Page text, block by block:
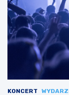
KONCERT